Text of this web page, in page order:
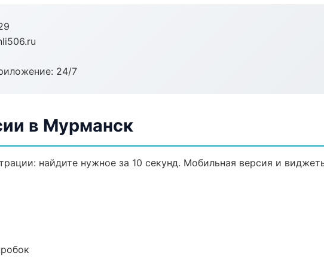
24/7
в Мурманск
найдите нужное за 10 секунд. Мобильная версия и